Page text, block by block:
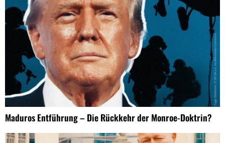
Maduros Entführung – Die Rückkehr der Monroe-Doktrin?